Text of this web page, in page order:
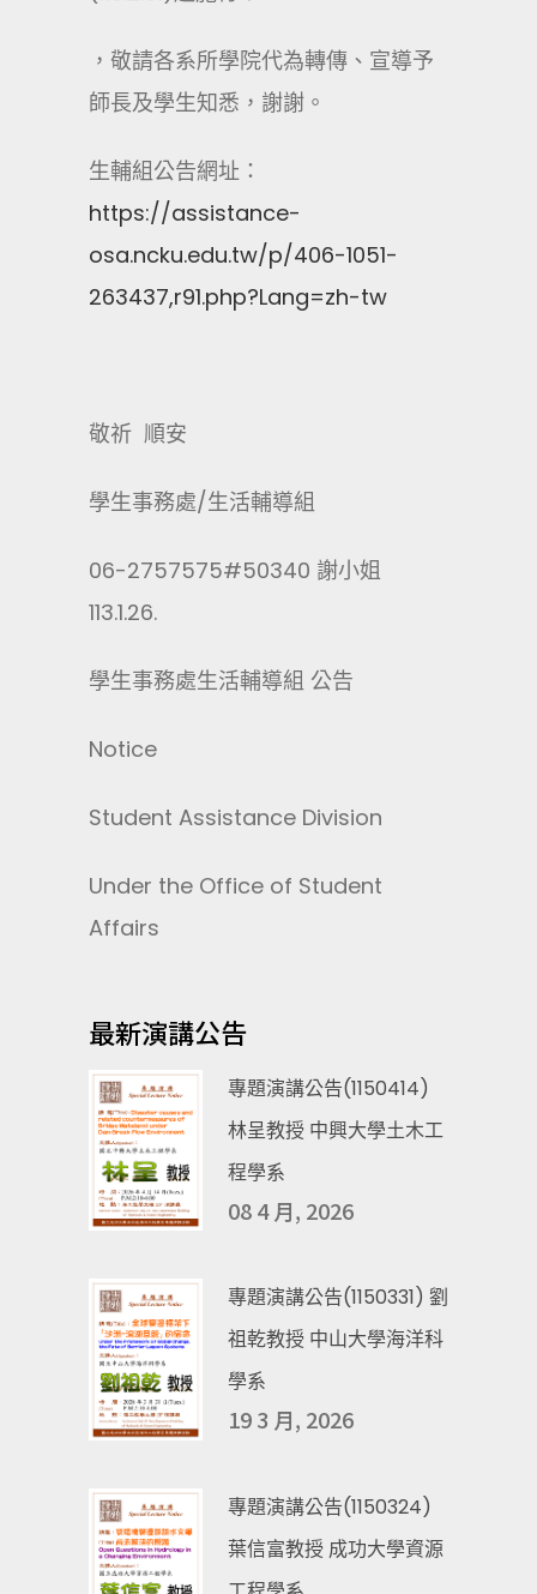
，敬請各系所學院代為轉傳、宣導予
師長及學生知悉，謝謝。
生輔組公告網址：
https://assistance-
osa.ncku.edu.tw/p/406-1051-
263437,r91.php?Lang=zh-tw
敬祈 順安
學生事務處/生活輔導組
06-2757575#50340 謝小姐
113.1.26.
學生事務處生活輔導組 公告
Notice
Student Assistance Division
Under the Office of Student
Affairs
最新演講公告
專題演講公告(1150414)
林呈教授 中興大學土木工
程學系
08 4 月, 2026
專題演講公告(1150331) 劉
祖乾教授 中山大學海洋科
學系
19 3 月, 2026
專題演講公告(1150324)
葉信富教授 成功大學資源